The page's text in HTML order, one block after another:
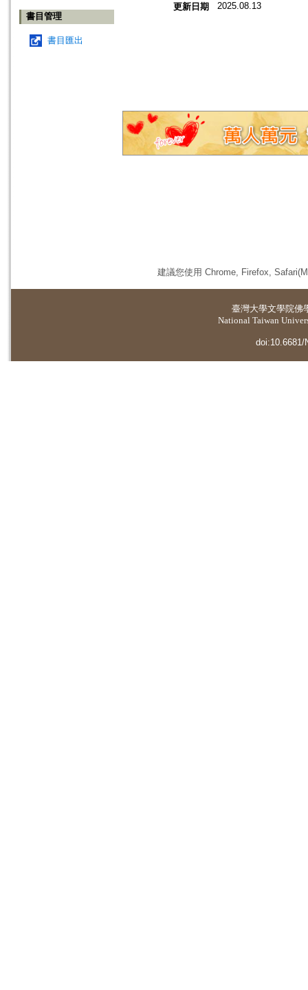
書目管理
書目匯出
更新日期 2025.08.13
建議您使用 Chrome, Firefox,
臺灣大學文學院佛
National Taiwan
doi:10.6681/